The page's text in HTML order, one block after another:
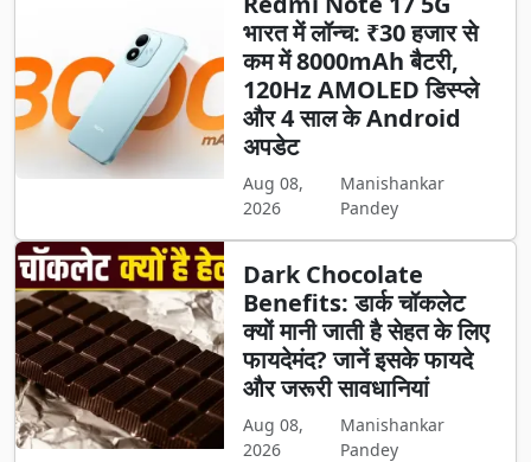
भारत में लॉन्च: ₹30 हजार से
कम में 8000mAh बैटरी,
120Hz AMOLED डिस्प्ले
और 4 साल के Android
अपडेट
Aug 08,
2026
Manishankar
Pandey
Dark Chocolate
Benefits: डार्क चॉकलेट
क्यों मानी जाती है सेहत के लिए
फायदेमंद? जानें इसके फायदे
और जरूरी सावधानियां
Aug 08,
2026
Manishankar
Pandey